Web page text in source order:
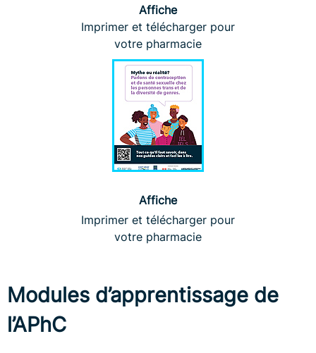
Affiche
Imprimer et télécharger pour
votre pharmacie
Affiche
Imprimer et télécharger pour
votre pharmacie
Modules d’apprentissage de
l’APhC